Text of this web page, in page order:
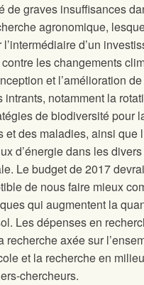
de graves insuffisances
agronomique,
d’un
les changements
et l’amélioration
notamment la
de biodiversité pour
et des maladies, ainsi que
d’énergie dans les
Le budget de 2017
de nous faire mieux
qui augmentent la
Les dépenses en
recherche axée sur
et la recherche en
chercheurs.